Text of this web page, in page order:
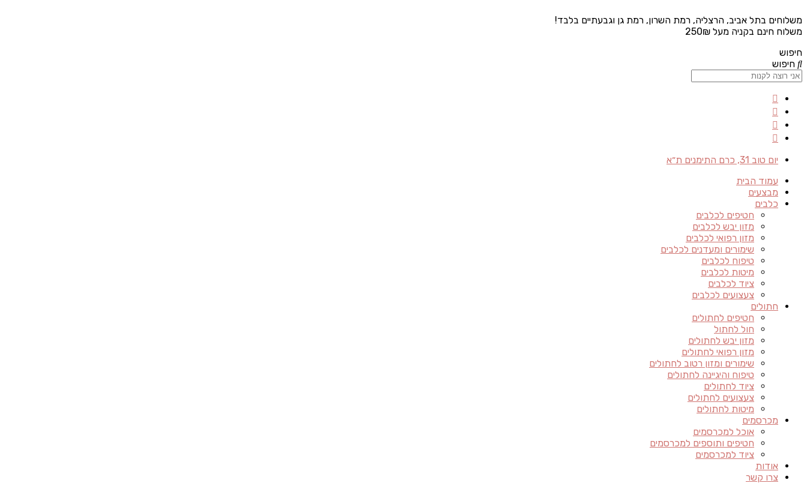
משלוחים בתל אביב, הרצליה, רמת השרון, רמת גן וגבעתיים בלבד!
משלוח חינם בקניה מעל 250₪
חיפוש
חיפוש
יום טוב 31, כרם התימנים ת״א
עמוד הבית
מבצעים
כלבים
חטיפים לכלבים
מזון יבש לכלבים
מזון רפואי לכלבים
שימורים ומעדנים לכלבים
טיפוח לכלבים
מיטות לכלבים
ציוד לכלבים
צעצועים לכלבים
חתולים
חטיפים לחתולים
חול לחתול
מזון יבש לחתולים
מזון רפואי לחתולים
שימורים ומזון רטוב לחתולים
טיפוח והיגיינה לחתולים
ציוד לחתולים
צעצועים לחתולים
מיטות לחתולים
מכרסמים
אוכל למכרסמים
חטיפים ותוספים למכרסמים
ציוד למכרסמים
אודות
צרו קשר